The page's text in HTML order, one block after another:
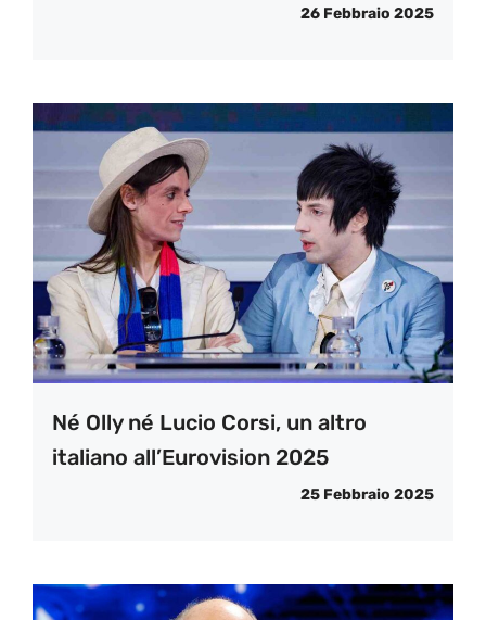
26 Febbraio 2025
Né Olly né Lucio Corsi, un altro
italiano all’Eurovision 2025
25 Febbraio 2025